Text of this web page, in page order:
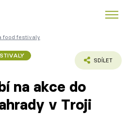
food festivaly
SDÍLET
na akce do
v Troji